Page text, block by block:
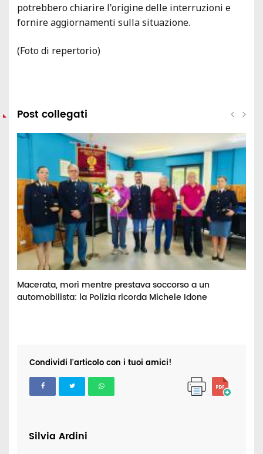
potrebbero chiarire l'origine delle interruzioni e
fornire aggiornamenti sulla situazione.
(Foto di repertorio)
Post collegati
Macerata, morì mentre prestava soccorso a un
automobilista: la Polizia ricorda Michele Idone
Condividi l'articolo con i tuoi amici!
Silvia Ardini